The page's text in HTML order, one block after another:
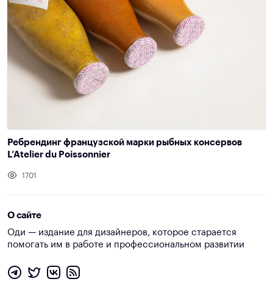
Ребрендинг французской марки рыбных консервов
L’Atelier du Poissonnier
1701
О сайте
Оди — издание для дизайнеров, которое старается
помогать им в работе и профессиональном развитии